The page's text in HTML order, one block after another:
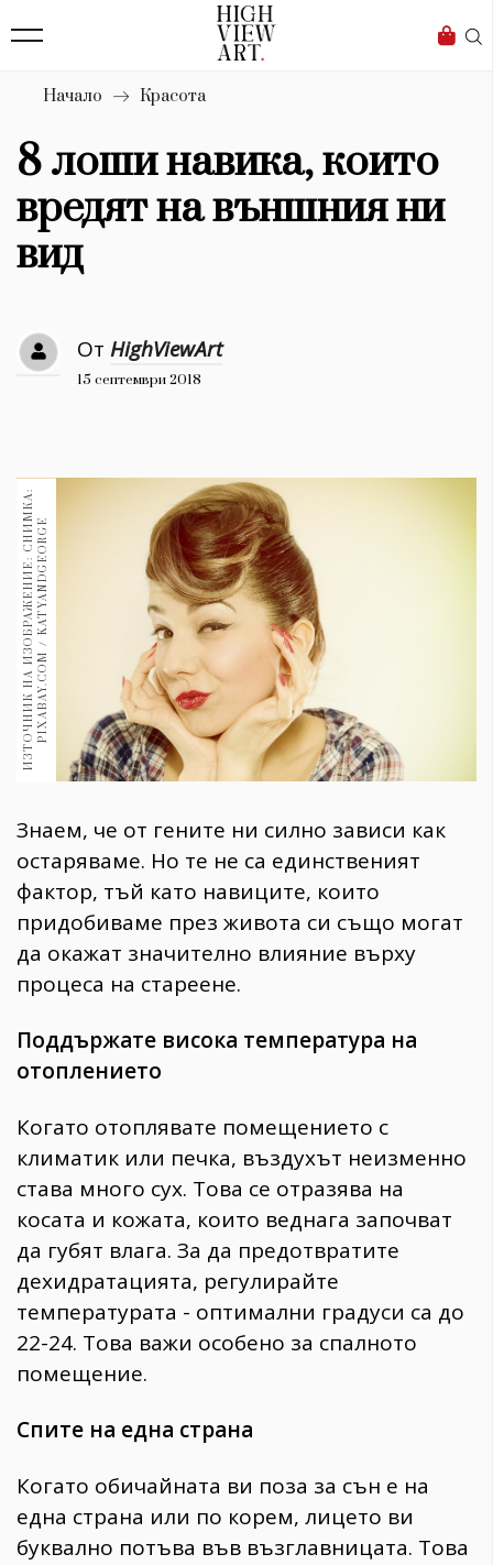
Бизнес
Мода
Dialogue
Изкуство
4339
Красота
Дизайн
Книги
30+
Гурме 1709
Пътувай
237
Здраве 389
Gentlemen
Wellness
1816
ПОСЛЕДВАЙТЕ
НИ
Начало Красота
8 лоши навика, които
вредят на външния ни
вид
От HighViewArt
15 септември 2018
И
З
Т
О
Ч
Н
И
К
Н
А
И
З
О
Б
Р
А
Ж
Е
Н
И
Е
:
С
Н
И
М
К
А
:
P
I
X
A
B
A
Y
.
C
O
M
/
K
A
T
Y
A
N
D
G
E
O
R
GE
Знаем, че от гените ни силно зависи как
остаряваме. Но те не са единственият
фактор, тъй като навиците, които
придобиваме през живота си също могат
да окажат значително влияние върху
процеса на стареене.
Поддържате висока температура на
отоплението
Когато отоплявате помещението с
климатик или печка, въздухът неизменно
става много сух. Това се отразява на
косата и кожата, които веднага започват
да губят влага. За да предотвратите
дехидратацията, регулирайте
температурата - оптимални градуси са до
22-24. Това важи особено за спалното
помещение.
Спите на една страна
Когато обичайната ви поза за сън е на
една страна или по корем, лицето ви
буквално потъва във възглавницата. Това